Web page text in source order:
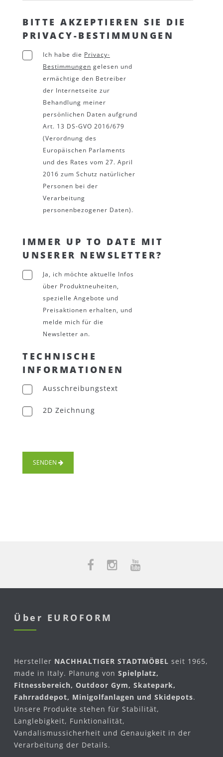
BITTE AKZEPTIEREN SIE DIE
PRIVACY-BESTIMMUNGEN
Ich habe die Privacy-
Bestimmungen gelesen und
ermächtige den Betreiber
der Internetseite zur
Behandlung meiner
persönlichen Daten aufgrund
Art. 13 DS-GVO 2016/679
(Verordnung des
Europäischen Parlaments
und des Rates vom 27. April
2016 zum Schutz natürlicher
Personen bei der
Verarbeitung
personenbezogener Daten).
IMMER UP TO DATE MIT
UNSERER NEWSLETTER?
Ja, ich möchte aktuelle Infos
über Produktneuheiten,
spezielle Angebote und
Preisaktionen erhalten, und
melde mich für die
Newsletter an.
TECHNISCHE
INFORMATIONEN
Ausschreibungstext
2D Zeichnung
SENDEN
Über EUROFORM
Hersteller NACHHALTIGER STADTMÖBEL seit 1965,
made in Italy. Planung von Spielplatz,
Fitnessbereich, Outdoor Gym, Skatepark,
Fahrraddepot, Minigolfanlagen und Skidepots.
Unsere Produkte stehen für Stabilität,
Langlebigkeit, Funktionalität,
Vandalismussicherheit und Genauigkeit in der
Verarbeitung der Details.